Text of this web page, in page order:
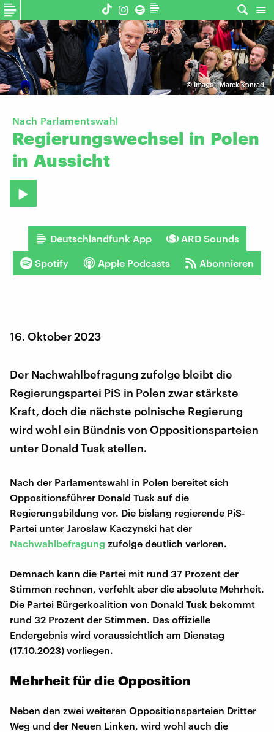
©Imago | Marek Konrad
Nach Parlamentswahl
Regierungswechsel in Polen
in Aussicht
Deutschlandfunk App ARD Sounds
Spotify Apple Podcasts Abonnieren
16. Oktober 2023
Der Nachwahlbefragung zufolge bleibt die
Regierungspartei PiS in Polen zwar stärkste
Kraft, doch die nächste polnische Regierung
wird wohl ein Bündnis von Oppositionsparteien
unter Donald Tusk stellen.
Nach der Parlamentswahl in Polen bereitet sich
Oppositionsführer Donald Tusk auf die
Regierungsbildung vor. Die bislang regierende PiS-
Partei unter Jaroslaw Kaczynski hat der
Nachwahlbefragung zufolge deutlich verloren.
Demnach kann die Partei mit rund 37 Prozent der
Stimmen rechnen, verfehlt aber die absolute Mehrheit.
Die Partei Bürgerkoalition von Donald Tusk bekommt
rund 32 Prozent der Stimmen. Das offizielle
Endergebnis wird voraussichtlich am Dienstag
(17.10.2023) vorliegen.
Mehrheit für die Opposition
Neben den zwei weiteren Oppositionsparteien Dritter
Weg und der Neuen Linken, wird wohl auch die